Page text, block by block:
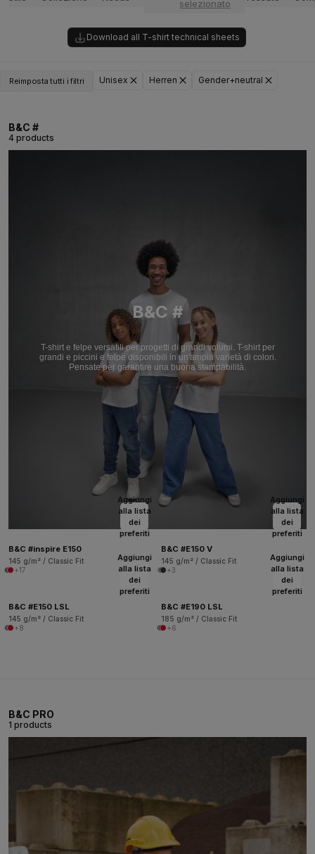
selezionato
Download all T-shirt technical sheets
Reimposta tutti i filtri Unisex Herren Gender+neutral
B&C #
4 products
B&C #
T-shirt e felpe versatili per progetti di grandi volumi. T-shirt per
grandi e piccini e felpe disponibili in un'ampia varietà di colori.
Pensate per garantire una buona stampabilità.
Aggiungi
alla lista
dei
preferiti
B&C #inspire E150
145 g/m² / Classic Fit
+17
Aggiungi
alla lista
dei
preferiti
B&C #E150 V
145 g/m² / Classic Fit
+3
Aggiungi
alla lista
dei
preferiti
B&C #E150 LSL
145 g/m² / Classic Fit
+8
Aggiungi
alla lista
dei
preferiti
B&C #E190 LSL
185 g/m² / Classic Fit
+6
B&C PRO
1 products